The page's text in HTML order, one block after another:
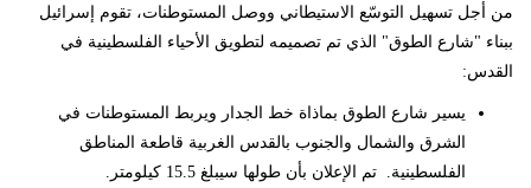
من أجل تسهيل التوسّع الاستيطاني ووصل المستوطنات، تقوم إسرائيل
ببناء "شارع الطوق" الذي تم تصميمه لتطويق الأحياء الفلسطينية في
القدس:
يسير شارع الطوق بماذاة خط الجدار ويربط المستوطنات في
الشرق والشمال والجنوب بالقدس الغربية قاطعة المناطق
الفلسطينية. تم الإعلان بأن طولها سيبلغ 15.5 كيلومتر.